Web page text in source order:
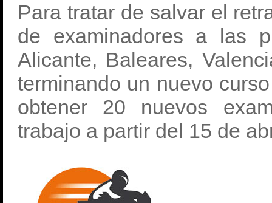
Para tratar de salvar el
de examinadores a las
Alicante, Baleares,
terminando un nuevo
obtener 20 nuevos
trabajo a partir del 15 de